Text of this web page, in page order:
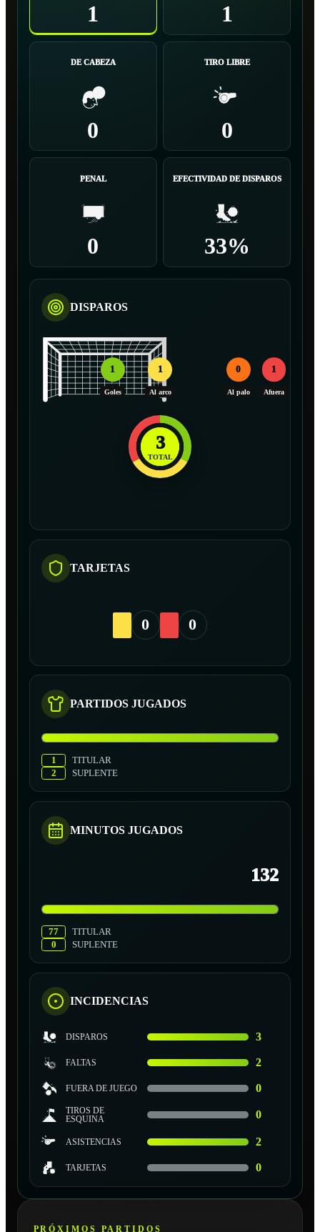
1 1
DE CABEZA
0
TIRO LIBRE
0
PENAL
0
EFECTIVIDAD DE DISPAROS
33%
DISPAROS
1
Goles
1
Al arco
0
Al palo
1
Afuera
3
TOTAL
TARJETAS
0 0
PARTIDOS JUGADOS
1
TITULAR
2
SUPLENTE
MINUTOS JUGADOS
132
77
TITULAR
0
SUPLENTE
INCIDENCIAS
DISPAROS 3
FALTAS 2
FUERA DE JUEGO 0
TIROS DE
ESQUINA
0
ASISTENCIAS 2
TARJETAS 0
PRÓXIMOS PARTIDOS